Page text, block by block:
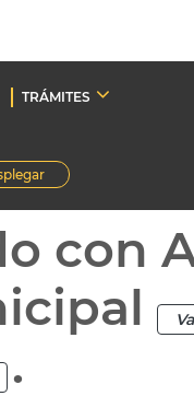
TRÁMITES
con
.